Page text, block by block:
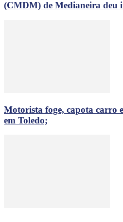
(CMDM) de Medianeira deu
Motorista foge, capota carro
em Toledo;